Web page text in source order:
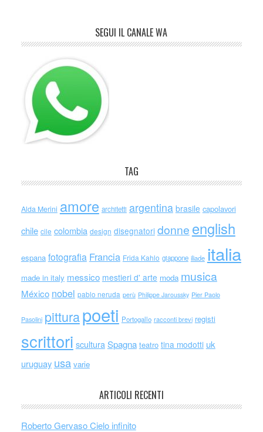
SEGUI IL CANALE WA
TAG
Alda Merini amore architetti argentina brasile capolavori
chile cile colombia design disegnatori donne english
espana fotografia Francia Frida Kahlo giappone iliade italia
made in italy messico mestieri d' arte moda musica
México nobel pablo neruda perù Philippe Jaroussky Pier Paolo
Pasolini pitturapoeti Portogallo racconti brevi registi
scrittori scultura Spagna teatro tina modotti uk
uruguay usa varie
ARTICOLI RECENTI
Roberto Gervaso Cielo infinito